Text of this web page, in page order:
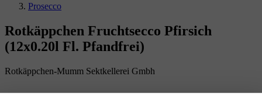
Prosecco
Rotkäppchen Fruchtsecco Pfirsich
(12x0.20l Fl. Pfandfrei)
Rotkäppchen-Mumm Sektkellerei Gmbh